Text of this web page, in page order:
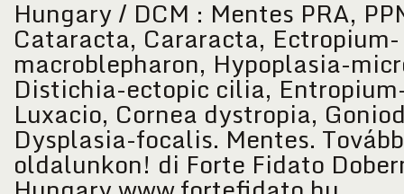
Hungary / DCM : Mentes PRA,
Cataracta, Cararacta, Ectropium-
macroblepharon, Hypoplasia-
Distichia-ectopic cilia,
Luxacio, Cornea dystropia,
Dysplasia-focalis. Mentes.
oldalunkon! di Forte Fidato